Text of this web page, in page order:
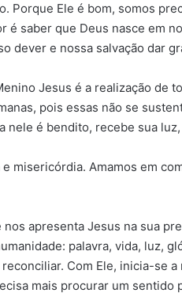
Porque Ele é bom, somos
é saber que Deus nasce em
dever e nossa salvação dar
Jesus é a realização de
pois essas não se
é bendito, recebe sua
misericórdia. Amamos em
apresenta Jesus na sua
palavra, vida, luz,
Com Ele, inicia-se a
mais procurar um sentido